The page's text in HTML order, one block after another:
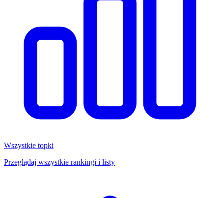
Wszystkie topki
Przeglądaj wszystkie rankingi i listy